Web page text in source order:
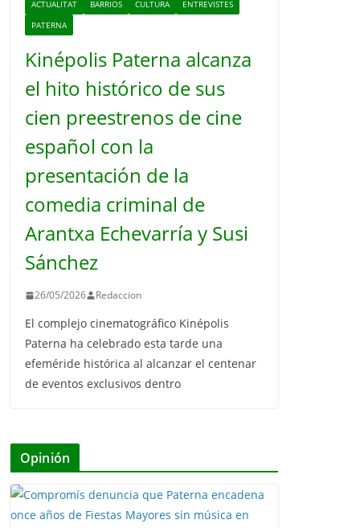
ACTUALITAT BARRIOS CULTURA
ENTREVISTES
PATERNA
Kinépolis Paterna alcanza
el hito histórico de sus
cien preestrenos de cine
español con la
presentación de la
comedia criminal de
Arantxa Echevarría y Susi
Sánchez
26/05/2026 Redaccion
El complejo cinematográfico Kinépolis
Paterna ha celebrado esta tarde una
efeméride histórica al alcanzar el centenar
de eventos exclusivos dentro
Opinión